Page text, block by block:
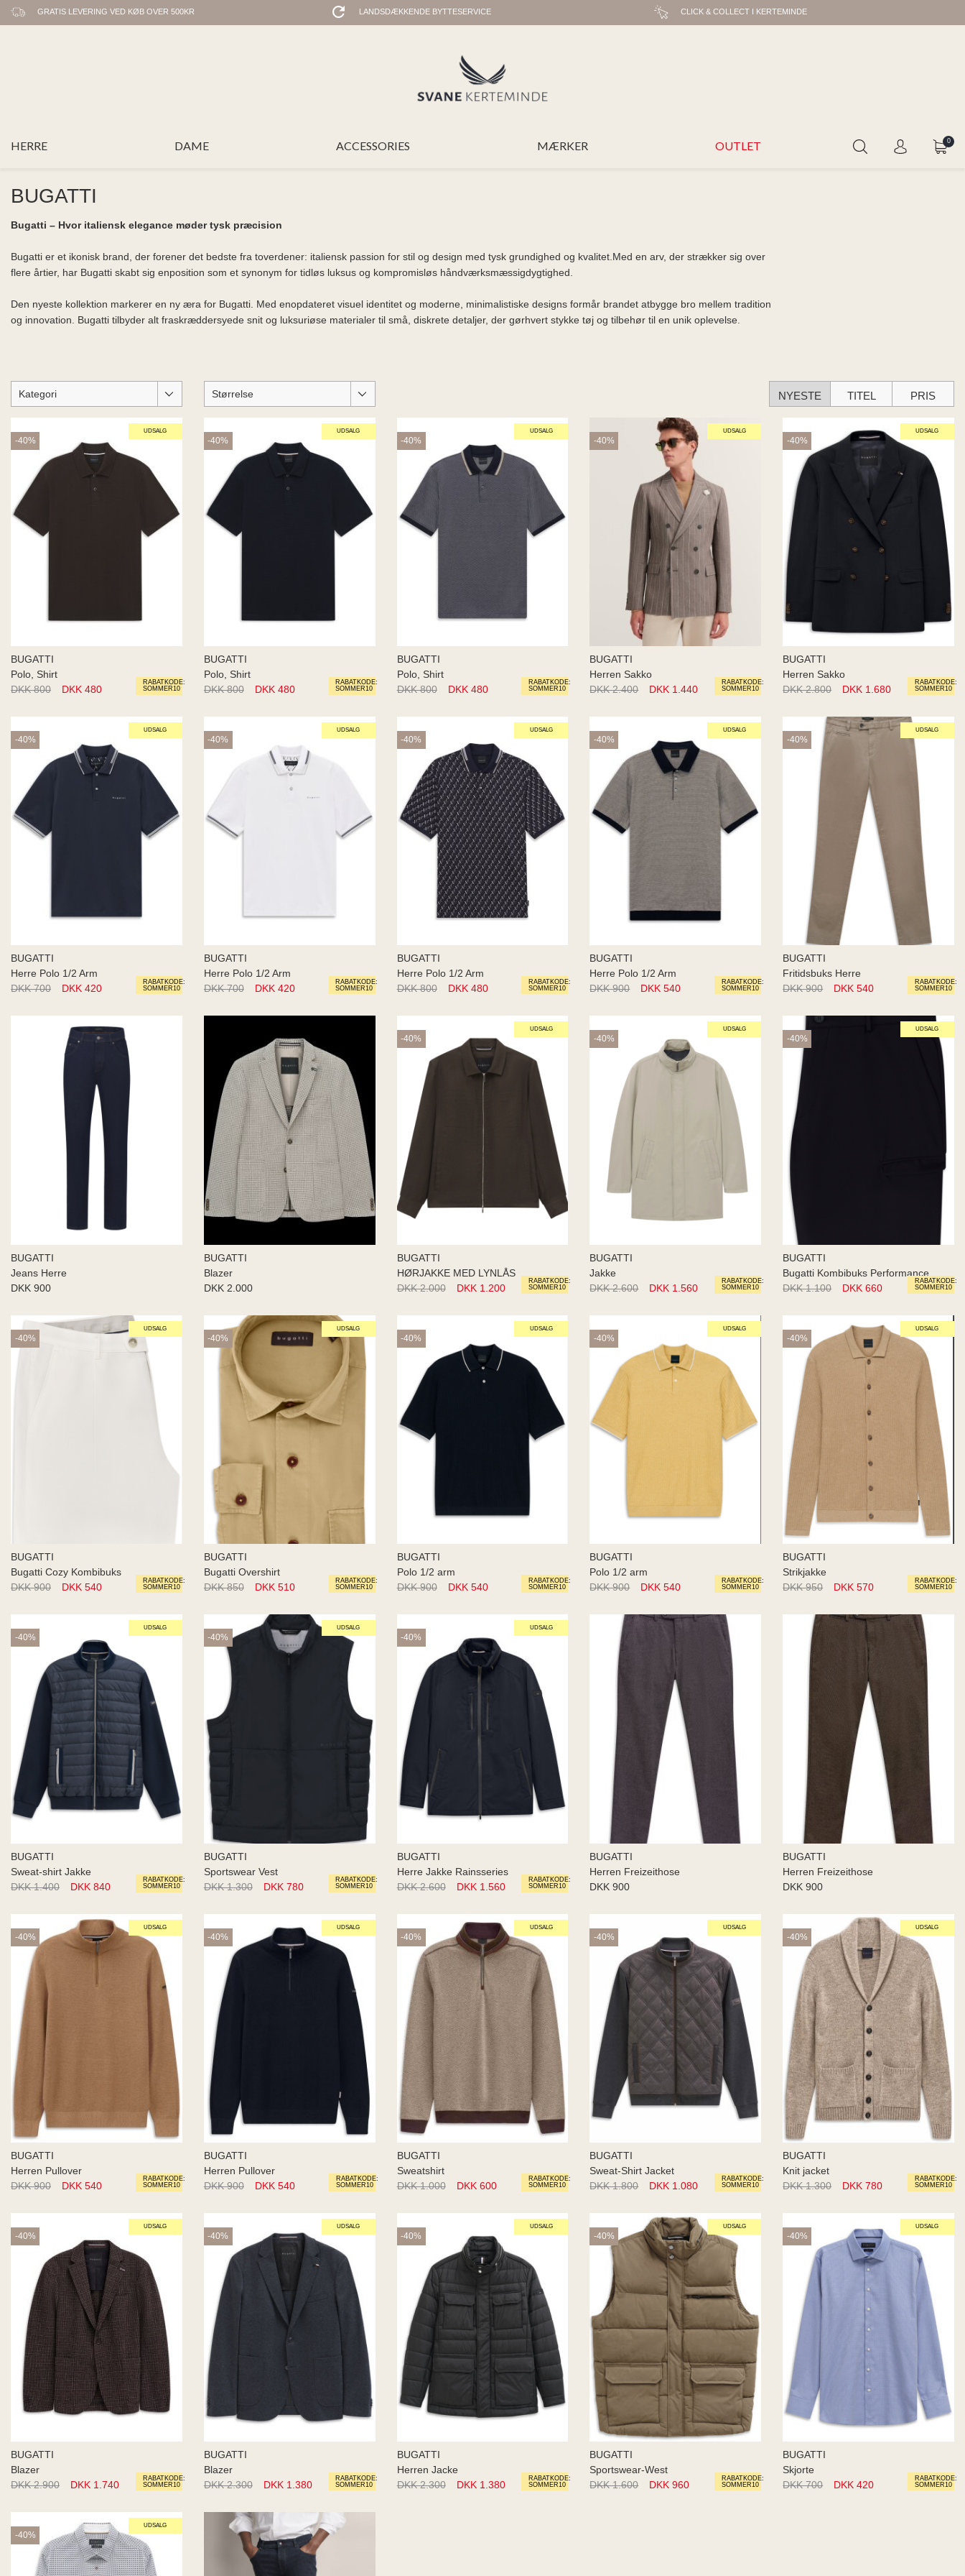
GRATIS LEVERING VED KØB OVER 500KR LANDSDÆKKENDE BYTTESERVICE CLICK & COLLECT I KERTEMINDE
HERRE DAME ACCESSORIES MÆRKER OUTLET 0
BUGATTI
Bugatti – Hvor italiensk elegance møder tysk præcision
Bugatti er et ikonisk brand, der forener det bedste fra toverdener: italiensk passion for stil og design med tysk grundighed og kvalitet.Med en arv, der strækker sig over
flere årtier, har Bugatti skabt sig enposition som et synonym for tidløs luksus og kompromisløs håndværksmæssigdygtighed.
Den nyeste kollektion markerer en ny æra for Bugatti. Med enopdateret visuel identitet og moderne, minimalistiske designs formår brandet atbygge bro mellem tradition
og innovation. Bugatti tilbyder alt fraskræddersyede snit og luksuriøse materialer til små, diskrete detaljer, der gørhvert stykke tøj og tilbehør til en unik oplevelse.
Kategori Størrelse NYESTE TITEL PRIS
UDSALG
RABATKODE:
SOMMER10
-40%
BUGATTI
Polo, Shirt
DKK 800
DKK 480
UDSALG
RABATKODE:
SOMMER10
-40%
BUGATTI
Polo, Shirt
DKK 800
DKK 480
UDSALG
RABATKODE:
SOMMER10
-40%
BUGATTI
Polo, Shirt
DKK 800
DKK 480
UDSALG
RABATKODE:
SOMMER10
-40%
BUGATTI
Herren Sakko
DKK 2.400
DKK 1.440
UDSALG
RABATKODE:
SOMMER10
-40%
BUGATTI
Herren Sakko
DKK 2.800
DKK 1.680
UDSALG
RABATKODE:
SOMMER10
-40%
BUGATTI
Herre Polo 1/2 Arm
DKK 700
DKK 420
UDSALG
RABATKODE:
SOMMER10
-40%
BUGATTI
Herre Polo 1/2 Arm
DKK 700
DKK 420
UDSALG
RABATKODE:
SOMMER10
-40%
BUGATTI
Herre Polo 1/2 Arm
DKK 800
DKK 480
UDSALG
RABATKODE:
SOMMER10
-40%
BUGATTI
Herre Polo 1/2 Arm
DKK 900
DKK 540
UDSALG
RABATKODE:
SOMMER10
-40%
BUGATTI
Fritidsbuks Herre
DKK 900
DKK 540
BUGATTI
Jeans Herre
DKK 900
BUGATTI
Blazer
DKK 2.000
UDSALG
RABATKODE:
SOMMER10
-40%
BUGATTI
HØRJAKKE MED LYNLÅS
DKK 2.000
DKK 1.200
UDSALG
RABATKODE:
SOMMER10
-40%
BUGATTI
Jakke
DKK 2.600
DKK 1.560
UDSALG
RABATKODE:
SOMMER10
-40%
BUGATTI
Bugatti Kombibuks Performance
DKK 1.100
DKK 660
UDSALG
RABATKODE:
SOMMER10
-40%
BUGATTI
Bugatti Cozy Kombibuks
DKK 900
DKK 540
UDSALG
RABATKODE:
SOMMER10
-40%
BUGATTI
Bugatti Overshirt
DKK 850
DKK 510
UDSALG
RABATKODE:
SOMMER10
-40%
BUGATTI
Polo 1/2 arm
DKK 900
DKK 540
UDSALG
RABATKODE:
SOMMER10
-40%
BUGATTI
Polo 1/2 arm
DKK 900
DKK 540
UDSALG
RABATKODE:
SOMMER10
-40%
BUGATTI
Strikjakke
DKK 950
DKK 570
UDSALG
RABATKODE:
SOMMER10
-40%
BUGATTI
Sweat-shirt Jakke
DKK 1.400
DKK 840
UDSALG
RABATKODE:
SOMMER10
-40%
BUGATTI
Sportswear Vest
DKK 1.300
DKK 780
UDSALG
RABATKODE:
SOMMER10
-40%
BUGATTI
Herre Jakke Rainsseries
DKK 2.600
DKK 1.560
BUGATTI
Herren Freizeithose
DKK 900
BUGATTI
Herren Freizeithose
DKK 900
UDSALG
RABATKODE:
SOMMER10
-40%
BUGATTI
Herren Pullover
DKK 900
DKK 540
UDSALG
RABATKODE:
SOMMER10
-40%
BUGATTI
Herren Pullover
DKK 900
DKK 540
UDSALG
RABATKODE:
SOMMER10
-40%
BUGATTI
Sweatshirt
DKK 1.000
DKK 600
UDSALG
RABATKODE:
SOMMER10
-40%
BUGATTI
Sweat-Shirt Jacket
DKK 1.800
DKK 1.080
UDSALG
RABATKODE:
SOMMER10
-40%
BUGATTI
Knit jacket
DKK 1.300
DKK 780
UDSALG
RABATKODE:
SOMMER10
-40%
BUGATTI
Blazer
DKK 2.900
DKK 1.740
UDSALG
RABATKODE:
SOMMER10
-40%
BUGATTI
Blazer
DKK 2.300
DKK 1.380
UDSALG
RABATKODE:
SOMMER10
-40%
BUGATTI
Herren Jacke
DKK 2.300
DKK 1.380
UDSALG
RABATKODE:
SOMMER10
-40%
BUGATTI
Sportswear-West
DKK 1.600
DKK 960
UDSALG
RABATKODE:
SOMMER10
-40%
BUGATTI
Skjorte
DKK 700
DKK 420
UDSALG
-40%